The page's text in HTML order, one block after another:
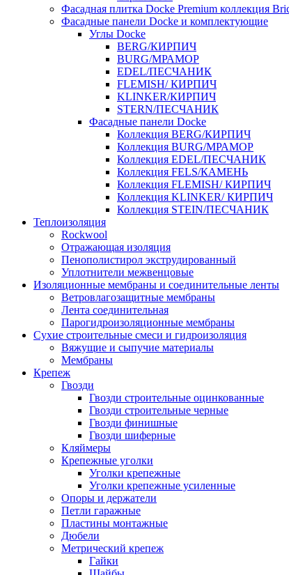
Фасадная плитка Docke Premium коллекция
Фасадные панели Docke и комплектующие
Углы Docke
BERG/КИРПИЧ
BURG/МРАМОР
EDEL/ПЕСЧАНИК
FLEMISH/ КИРПИЧ
KLINKER/КИРПИЧ
STERN/ПЕСЧАНИК
Фасадные панели Docke
Коллекция BERG/КИРПИЧ
Коллекция BURG/МРАМОР
Коллекция EDEL/ПЕСЧАНИК
Коллекция FELS/КАМЕНЬ
Коллекция FLEMISH/ КИРПИЧ
Коллекция KLINKER/ КИРПИЧ
Коллекция STEIN/ПЕСЧАНИК
Теплоизоляция
Rockwool
Отражающая изоляция
Пенополистирол экструдированный
Уплотнители межвенцовые
Изоляционные мембраны и соединительные ленты
Ветровлагозащитные мембраны
Лента соединительная
Парогидроизоляционные мембраны
Сухие строительные смеси и гидроизоляция
Вяжущие и сыпучие материалы
Мембраны
Крепеж
Гвозди
Гвозди строительные оцинкованные
Гвозди строительные черные
Гвозди финишные
Гвозди шиферные
Кляймеры
Крепежные уголки
Уголки крепежные
Уголки крепежные усиленные
Опоры и держатели
Петли гаражные
Пластины монтажные
Дюбели
Метрический крепеж
Гайки